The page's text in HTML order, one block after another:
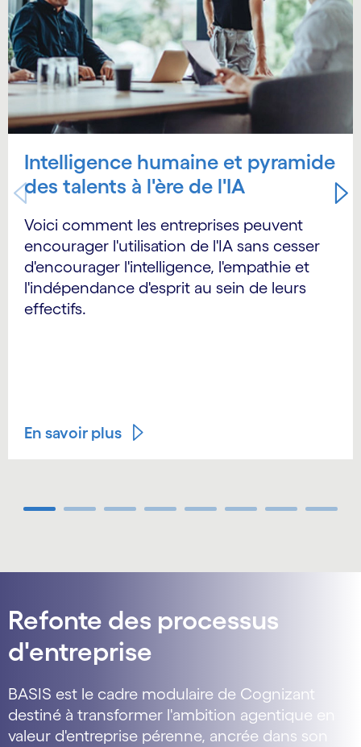
Intelligence humaine et pyramide
des talents à l'ère de l'IA
Voici comment les entreprises peuvent
encourager l'utilisation de l'IA sans cesser
d'encourager l'intelligence, l'empathie et
l'indépendance d'esprit au sein de leurs
effectifs.
En savoir plus
Refonte des processus
d'entreprise
BASIS est le cadre modulaire de Cognizant
destiné à transformer l'ambition agentique en
valeur d'entreprise pérenne, ancrée dans son